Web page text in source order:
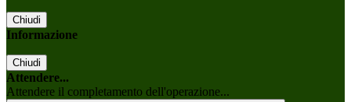
Chiudi
Informazione
Chiudi
Attendere...
Attendere il completamento dell'operazione...